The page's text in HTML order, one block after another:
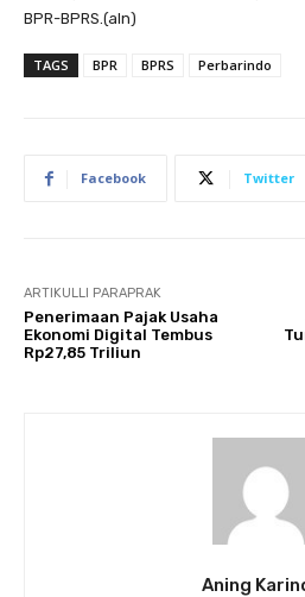
BPR-BPRS.(aln)
TAGS BPR BPRS Perbarindo
Facebook Twitter
ARTIKULLI PARAPRAK
Penerimaan Pajak Usaha
Ekonomi Digital Tembus
Rp27,85 Triliun
Aning